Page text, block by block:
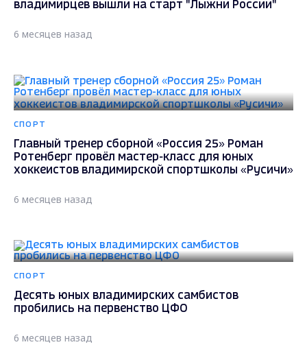
владимирцев вышли на старт "Лыжни России"
6 месяцев назад
СПОРТ
Главный тренер сборной «Россия 25» Роман
Ротенберг провёл мастер-класс для юных
хоккеистов владимирской спортшколы «Русичи»
6 месяцев назад
СПОРТ
Десять юных владимирских самбистов
пробились на первенство ЦФО
6 месяцев назад